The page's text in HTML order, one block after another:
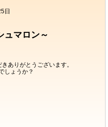
日
ュマロン～
ありがとうございます。
しょうか？